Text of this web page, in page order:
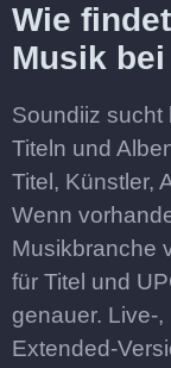
Wie
Musik
Soundiiz sucht
Titeln und
Titel, Künstler,
Wenn
Musikbranche
für Titel und
genauer. Live-,
Extended-